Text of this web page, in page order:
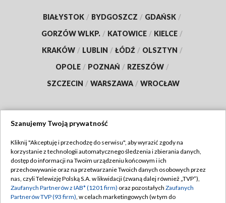
BIAŁYSTOK / BYDGOSZCZ / GDAŃSK /
GORZÓW WLKP. / KATOWICE / KIELCE /
KRAKÓW / LUBLIN / ŁÓDŹ / OLSZTYN /
OPOLE / POZNAŃ / RZESZÓW /
SZCZECIN / WARSZAWA / WROCŁAW
TVP
Abonament TVP
Emisja w TVP
Regulamin TVP
Polityka prywatności
Szanujemy Twoją prywatność
Kliknij "Akceptuję i przechodzę do serwisu", aby wyrazić zgody na
korzystanie z technologii automatycznego śledzenia i zbierania danych,
dostęp do informacji na Twoim urządzeniu końcowym i ich
przechowywanie oraz na przetwarzanie Twoich danych osobowych przez
nas, czyli Telewizję Polską S.A. w likwidacji (zwaną dalej również „TVP”),
Zaufanych Partnerów z IAB* (1201 firm) oraz pozostałych Zaufanych
Partnerów TVP (93 firm), w celach marketingowych (w tym do